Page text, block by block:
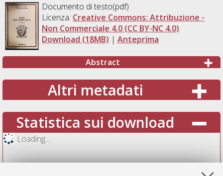
Documento di testo(pdf)
Licenza: Creative Commons: Attribuzione -
Non Commerciale 4.0 (CC BY-NC 4.0)
Download (18MB) | Anteprima
Abstract
Altri metadati
Statistica sui download
Loading...